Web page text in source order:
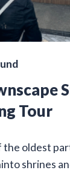
Tour
the oldest
shrines